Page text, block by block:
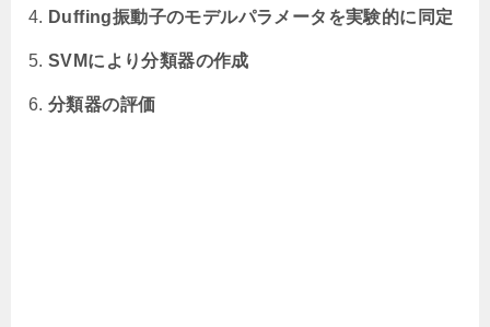
Duffing振動子のモデルパラメータを実験的に同定
SVMにより分類器の作成
分類器の評価